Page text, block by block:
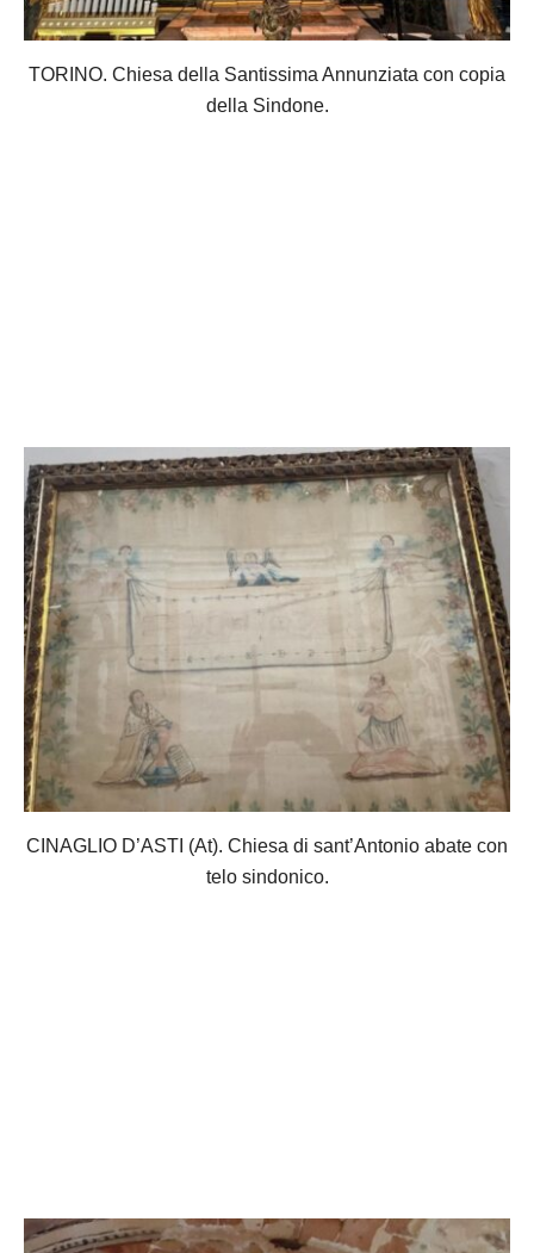
TORINO. Chiesa della Santissima Annunziata con copia
della Sindone.
CINAGLIO D’ASTI (At). Chiesa di sant’Antonio abate con
telo sindonico.